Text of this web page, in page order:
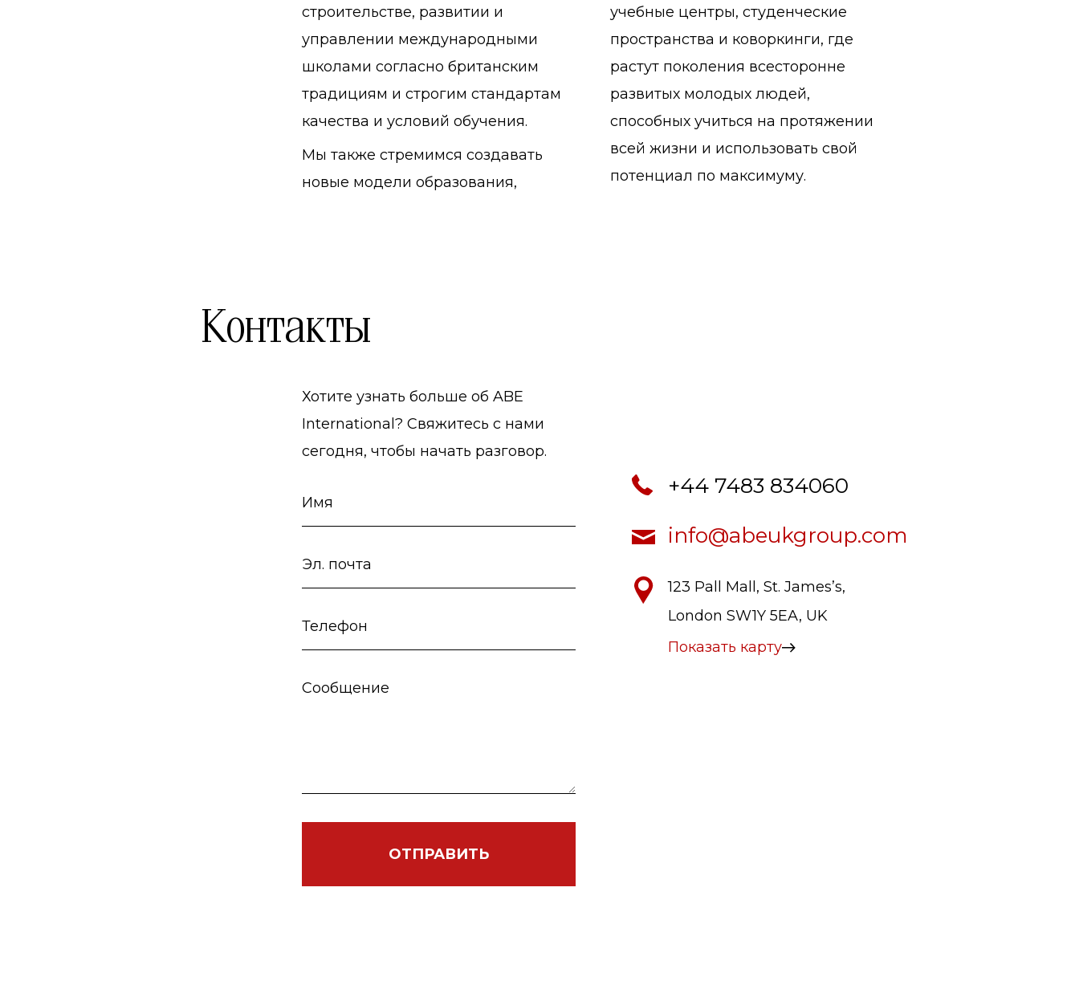
строительстве, развитии и
управлении международными
школами согласно британским
традициям и строгим стандартам
качества и условий обучения.
Мы также стремимся создавать
новые модели образования,
учебные центры, студенческие
пространства и коворкинги, где
растут поколения всесторонне
развитых молодых людей,
способных учиться на протяжении
всей жизни и использовать свой
потенциал по максимуму.
Контакты
Хотите узнать больше об ABE
International? Свяжитесь с нами
сегодня, чтобы начать разговор.
+44 7483 834060
info@abeukgroup.com
123 Pall Mall, St. James’s,
London SW1Y 5EA, UK
Показать карту